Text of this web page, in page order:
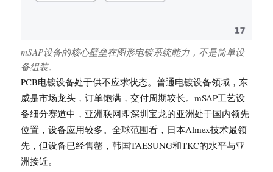
mSAP设备的核心壁垒在图形电镀系统能力，不是简单设
备组装。
PCB电镀设备处于供不应求状态。普通电镀设备领域，东
威是市场龙头，订单饱满，交付周期较长。mSAP工艺设
备细分赛道中，亚洲联网即深圳宝龙的亚洲处于国内领先
位置，设备应用较多。全球范围看，日本Almex技术最领
先，但设备已经售罄，韩国TAESUNG和TKC的水平与亚
洲接近。